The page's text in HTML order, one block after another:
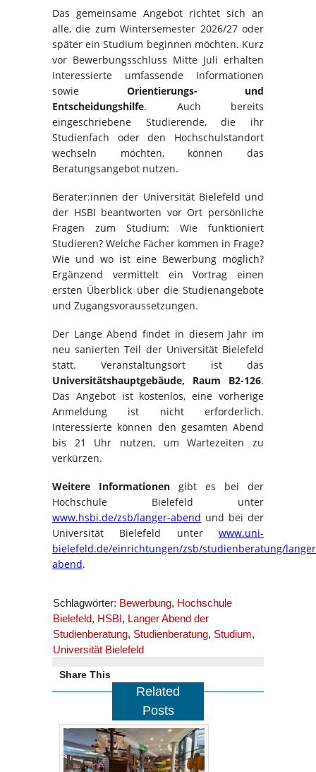
Das gemeinsame Angebot richtet sich an
alle, die zum Wintersemester 2026/27 oder
später ein Studium beginnen möchten. Kurz
vor Bewerbungsschluss Mitte Juli erhalten
Interessierte umfassende Informationen
sowie Orientierungs- und
Entscheidungshilfe. Auch bereits
eingeschriebene Studierende, die ihr
Studienfach oder den Hochschulstandort
wechseln möchten, können das
Beratungsangebot nutzen.
Berater:innen der Universität Bielefeld und
der HSBI beantworten vor Ort persönliche
Fragen zum Studium: Wie funktioniert
Studieren? Welche Fächer kommen in Frage?
Wie und wo ist eine Bewerbung möglich?
Ergänzend vermittelt ein Vortrag einen
ersten Überblick über die Studienangebote
und Zugangsvoraussetzungen.
Der Lange Abend findet in diesem Jahr im
neu sanierten Teil der Universität Bielefeld
statt. Veranstaltungsort ist das
Universitätshauptgebäude, Raum B2-126.
Das Angebot ist kostenlos, eine vorherige
Anmeldung ist nicht erforderlich.
Interessierte können den gesamten Abend
bis 21 Uhr nutzen, um Wartezeiten zu
verkürzen.
Weitere Informationen gibt es bei der
Hochschule Bielefeld unter
www.hsbi.de/zsb/langer-abend und bei der
Universität Bielefeld unter www.uni-
bielefeld.de/einrichtungen/zsb/studienberatung/
abend.
Schlagwörter: Bewerbung, Hochschule
Bielefeld, HSBI, Langer Abend der
Studienberatung, Studienberatung, Studium,
Universität Bielefeld
Share This
Related
Posts